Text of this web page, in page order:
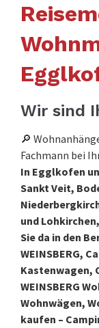
Wir sind
🔎
Fachmann bei
In Egglkofen
Sankt Veit,
und
Sie da in den
WEINSBERG,
Kastenwagen,
WEINSBERG
Wohnwägen,
kaufen –